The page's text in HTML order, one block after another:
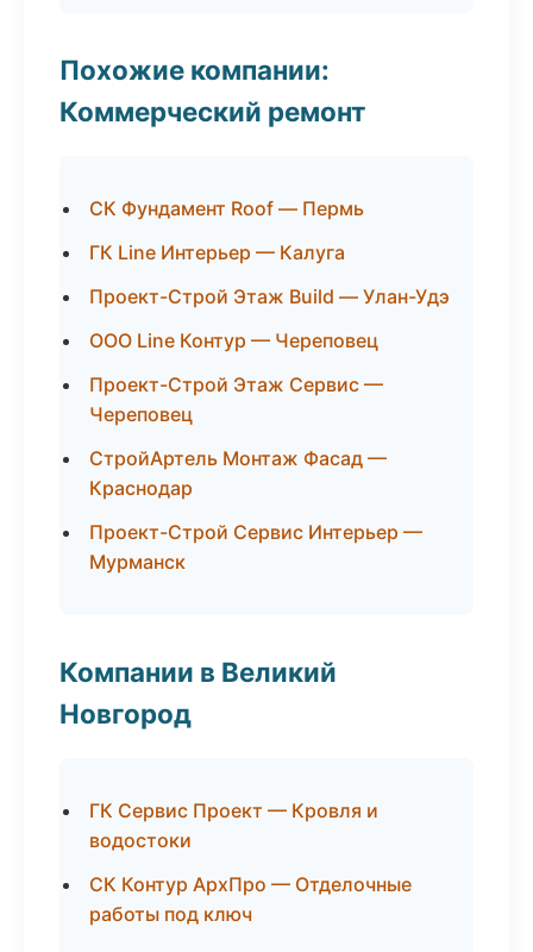
Похожие компании:
Коммерческий ремонт
СК Фундамент Roof — Пермь
ГК Line Интерьер — Калуга
Проект-Строй Этаж Build — Улан-Удэ
ООО Line Контур — Череповец
Проект-Строй Этаж Сервис —
Череповец
СтройАртель Монтаж Фасад —
Краснодар
Проект-Строй Сервис Интерьер —
Мурманск
Компании в Великий
Новгород
ГК Сервис Проект — Кровля и
водостоки
СК Контур АрхПро — Отделочные
работы под ключ